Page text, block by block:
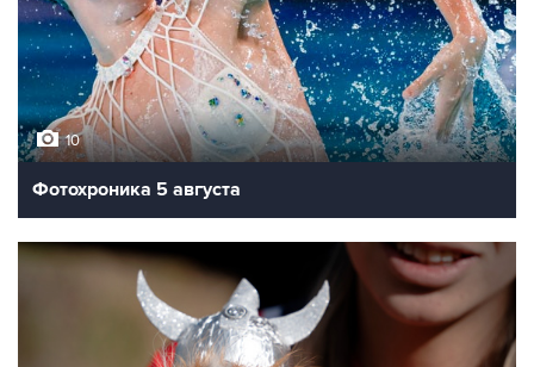
10
Фотохроника 5 августа